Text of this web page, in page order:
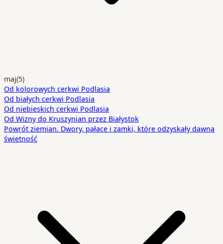
maj(5)
Od kolorowych cerkwi Podlasia
Od białych cerkwi Podlasia
Od niebieskich cerkwi Podlasia
Od Wizny do Kruszynian przez Białystok
Powrót ziemian. Dwory, pałace i zamki, które odzyskały dawną
świetność